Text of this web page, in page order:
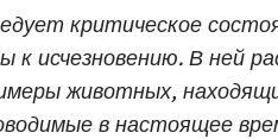
критическое
к исчезновению. В ней
животных,
в настоящее